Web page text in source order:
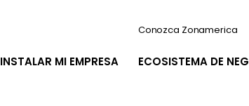
INSTALAR MI EMPRESA ECOSISTEMA DE
Conozca Zonamerica